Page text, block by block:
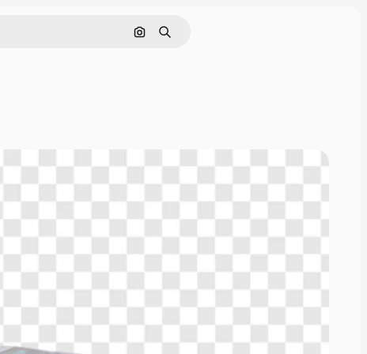
Cerca per immagine
Ricerca